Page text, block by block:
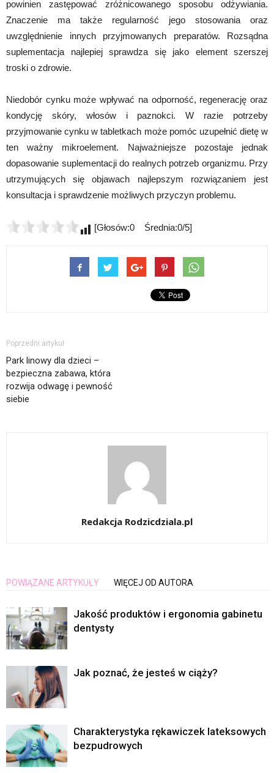
powinien zastępować zróżnicowanego sposobu odżywiania.
Znaczenie ma także regularność jego stosowania oraz
uwzględnienie innych przyjmowanych preparatów. Rozsądna
suplementacja najlepiej sprawdza się jako element szerszej
troski o zdrowie.
Niedobór cynku może wpływać na odporność, regenerację oraz
kondycję skóry, włosów i paznokci. W razie potrzeby
przyjmowanie cynku w tabletkach może pomóc uzupełnić dietę w
ten ważny mikroelement. Najważniejsze pozostaje jednak
dopasowanie suplementacji do realnych potrzeb organizmu. Przy
utrzymujących się objawach najlepszym rozwiązaniem jest
konsultacja i sprawdzenie możliwych przyczyn problemu.
[Głosów:0 Średnia:0/5]
Poprzedni artykuł
Park linowy dla dzieci –
bezpieczna zabawa, która
rozwija odwagę i pewność
siebie
Redakcja Rodzicdziala.pl
POWIĄZANE ARTYKUŁY WIĘCEJ OD AUTORA
Jakość produktów i ergonomia gabinetu
dentysty
Jak poznać, że jesteś w ciąży?
Charakterystyka rękawiczek lateksowych
bezpudrowych